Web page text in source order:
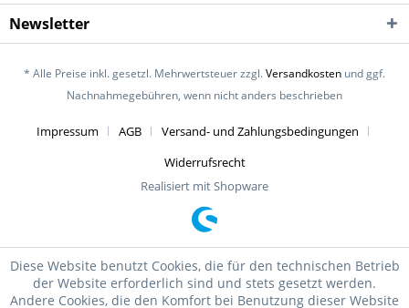
Newsletter
* Alle Preise inkl. gesetzl. Mehrwertsteuer zzgl.Versandkosten und ggf.
Nachnahmegebühren, wenn nicht anders beschrieben
Impressum AGB
Versand- und Zahlungsbedingungen
Widerrufsrecht
Realisiert mit Shopware
Diese Website benutzt Cookies, die für den technischen Betrieb
der Website erforderlich sind und stets gesetzt werden.
Andere Cookies, die den Komfort bei Benutzung dieser Website